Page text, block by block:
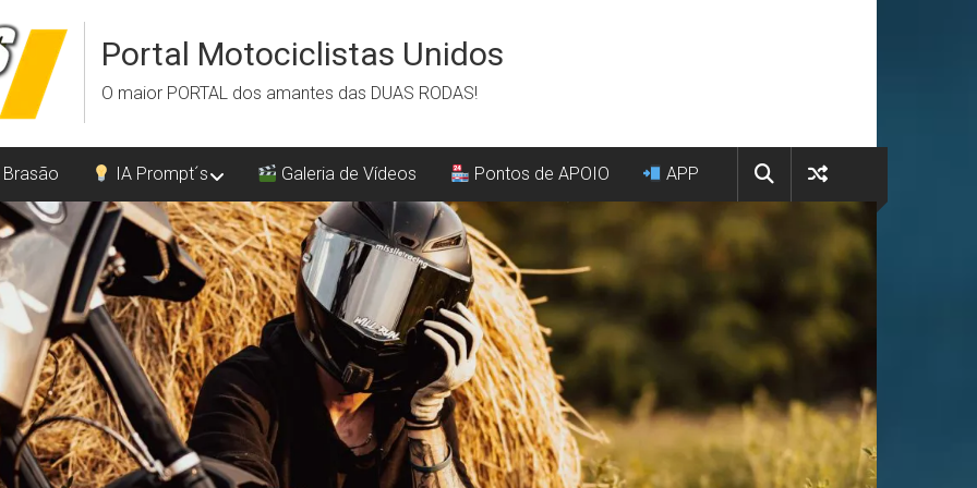
Portal Motociclistas Unidos
O maior PORTAL dos amantes das DUAS RODAS!
IA Prompt´s Galeria de Vídeos Pontos de APOIO APP